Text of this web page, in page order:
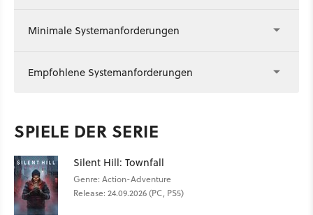
Minimale Systemanforderungen
Empfohlene Systemanforderungen
SPIELE DER SERIE
Silent Hill: Townfall
Genre: Action-Adventure
Release: 24.09.2026 (PC, PS5)